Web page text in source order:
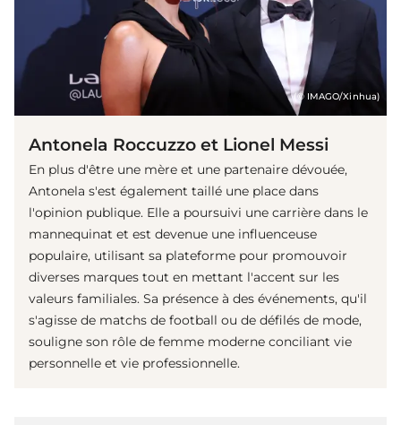
(© IMAGO/Xinhua)
Antonela Roccuzzo et Lionel Messi
En plus d'être une mère et une partenaire dévouée,
Antonela s'est également taillé une place dans
l'opinion publique. Elle a poursuivi une carrière dans le
mannequinat et est devenue une influenceuse
populaire, utilisant sa plateforme pour promouvoir
diverses marques tout en mettant l'accent sur les
valeurs familiales. Sa présence à des événements, qu'il
s'agisse de matchs de football ou de défilés de mode,
souligne son rôle de femme moderne conciliant vie
personnelle et vie professionnelle.